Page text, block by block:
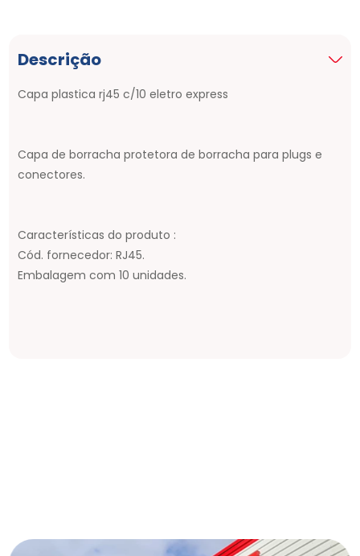
Descrição
Capa plastica rj45 c/10 eletro express
Capa de borracha protetora de borracha para plugs e
conectores.
Características do produto :
Cód. fornecedor: RJ45.
Embalagem com 10 unidades.